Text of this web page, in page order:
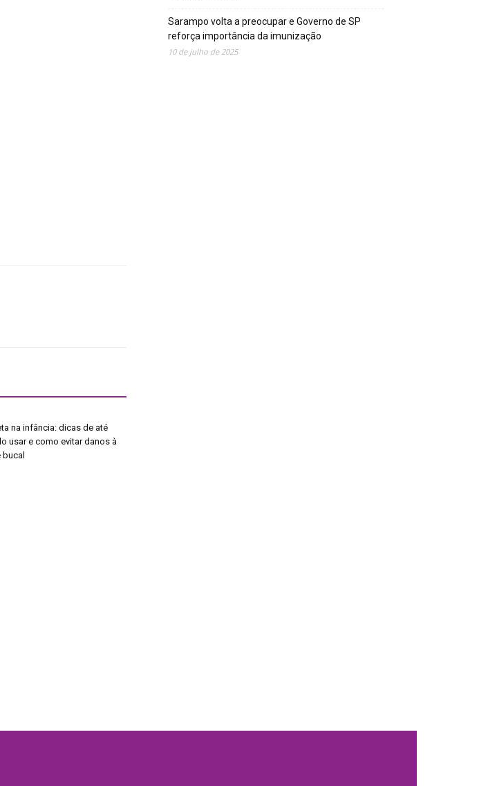
na infância: dicas de até
usar e como evitar danos à
bucal
Sarampo volta a preocupar e Governo de SP
reforça importância da imunização
10 de julho de 2025